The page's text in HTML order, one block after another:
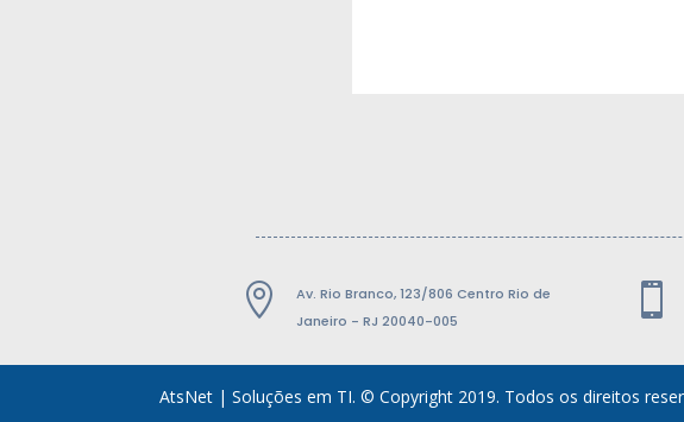

Av. Rio Branco, 123/806 Centro Rio de
Janeiro - RJ 20040-005

AtsNet | Soluções em TI. © Copyright 2019. Todos os direitos